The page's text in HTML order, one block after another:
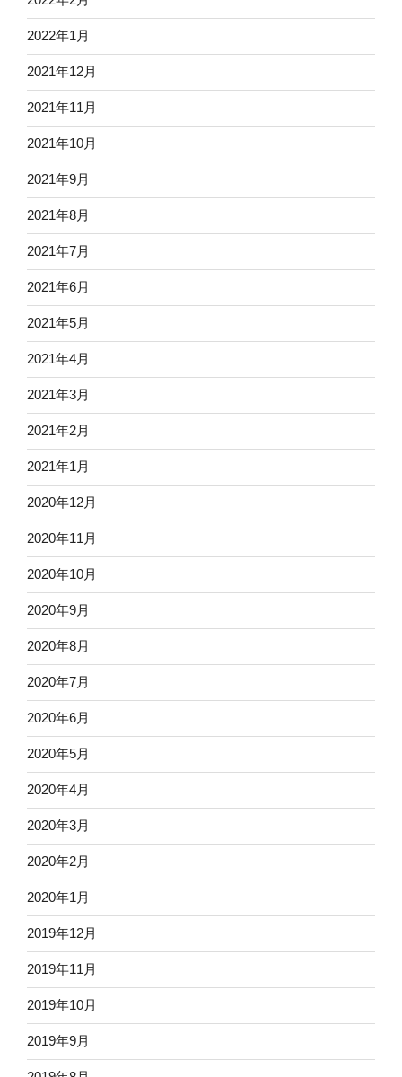
2022年1月
2021年12月
2021年11月
2021年10月
2021年9月
2021年8月
2021年7月
2021年6月
2021年5月
2021年4月
2021年3月
2021年2月
2021年1月
2020年12月
2020年11月
2020年10月
2020年9月
2020年8月
2020年7月
2020年6月
2020年5月
2020年4月
2020年3月
2020年2月
2020年1月
2019年12月
2019年11月
2019年10月
2019年9月